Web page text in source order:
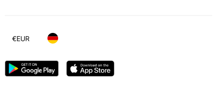
€EUR